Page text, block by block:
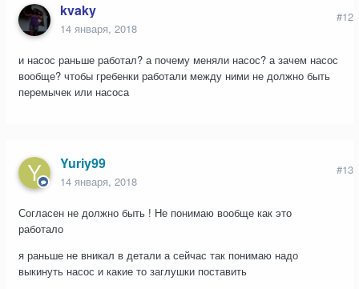
kvaky
14 января, 2018
#12
и насос раньше работал? а почему меняли насос? а зачем насос
вообще? чтобы гребенки работали между ними не должно быть
перемычек или насоса
Yuriy99
14 января, 2018
#13
Согласен не должно быть ! Не понимаю вообще как это
работало
я раньше не вникал в детали а сейчас так понимаю надо
выкинуть насос и какие то заглушки поставить